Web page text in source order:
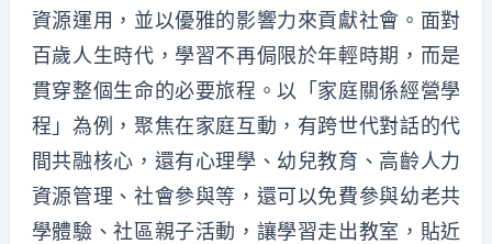
資源運用，並以優雅的影響力來貢獻社會。面對
百歲人生時代，學習不再侷限於年輕時期，而是
貫穿整個生命的必要旅程。以「家庭關係經營學
程」為例，聚焦在家庭互動，有跨世代對話的代
間共融核心，還有心理學、幼兒教育、高齡人力
資源管理、社會參與等，還可以免費參與幼老共
學體驗、社區親子活動，讓學習走出教室，貼近